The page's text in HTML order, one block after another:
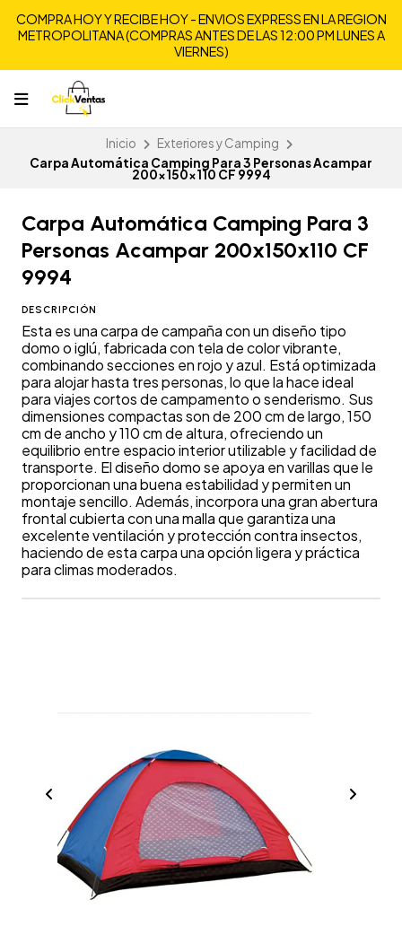
COMPRA HOY Y RECIBE HOY - ENVIOS EXPRESS EN LA REGION
METROPOLITANA (COMPRAS ANTES DE LAS 12:00 PM LUNES A
VIERNES)
Inicio
Exteriores y Camping
Carpa Automática Camping Para 3 Personas Acampar
200x150x110 CF 9994
Carpa Automática Camping Para 3
Personas Acampar 200x150x110 CF
9994
DESCRIPCIÓN
Esta es una carpa de campaña con un diseño tipo
domo o iglú, fabricada con tela de color vibrante,
combinando secciones en rojo y azul. Está optimizada
para alojar hasta tres personas, lo que la hace ideal
para viajes cortos de campamento o senderismo. Sus
dimensiones compactas son de 200 cm de largo, 150
cm de ancho y 110 cm de altura, ofreciendo un
equilibrio entre espacio interior utilizable y facilidad de
transporte. El diseño domo se apoya en varillas que le
proporcionan una buena estabilidad y permiten un
montaje sencillo. Además, incorpora una gran abertura
frontal cubierta con una malla que garantiza una
excelente ventilación y protección contra insectos,
haciendo de esta carpa una opción ligera y práctica
para climas moderados.